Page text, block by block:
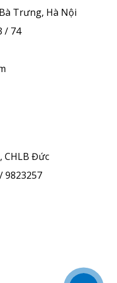
Trưng, Hà Nội
/ 74
CHLB Đức
9823257